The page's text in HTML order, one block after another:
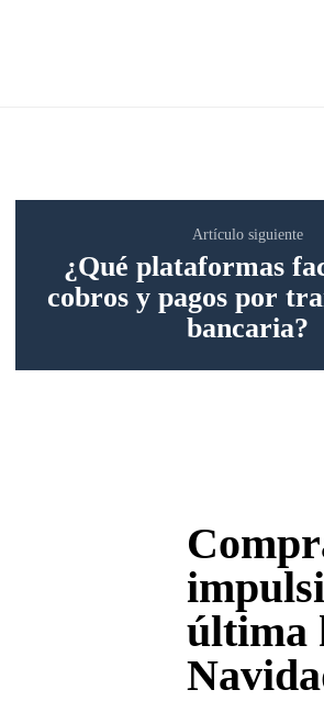
Artículo siguiente
¿Qué plataformas
cobros y pagos por
bancaria?
última